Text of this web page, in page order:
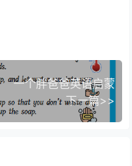
一个胖爸爸英语启蒙
下一篇>>